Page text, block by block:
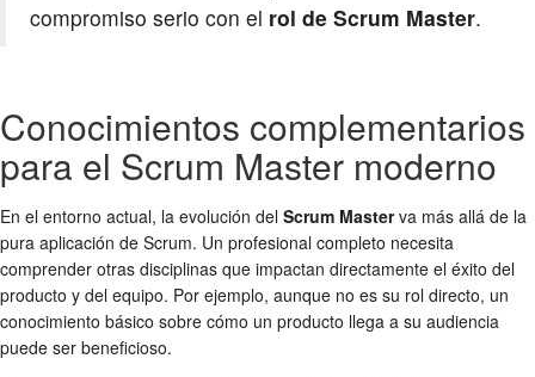
compromiso serio con el rol de Scrum Master.
Conocimientos complementarios
para el Scrum Master moderno
En el entorno actual, la evolución del Scrum Masterva más allá de la
pura aplicación de Scrum. Un profesional completo necesita
comprender otras disciplinas que impactan directamente el éxito del
producto y del equipo. Por ejemplo, aunque no es su rol directo, un
conocimiento básico sobre cómo un producto llega a su audiencia
puede ser beneficioso.